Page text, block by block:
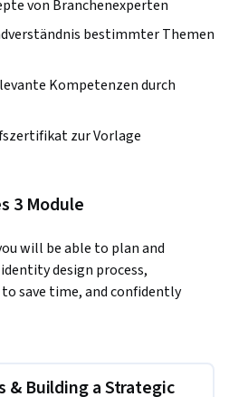
von Branchenexperten
bestimmter Themen
Kompetenzen durch
zur Vorlage
3 Module
will be able to plan and
design process,
save time, and confidently
Workflow, Jason Miller shares a
consistent, high-quality
& Building a Strategic